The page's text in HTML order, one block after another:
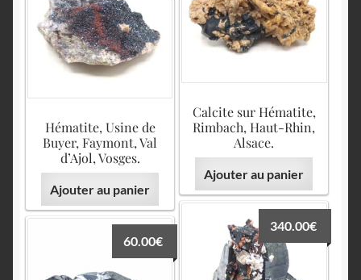
Calcite sur Hématite,
Rimbach, Haut-Rhin,
Alsace.
Ajouter au panier
Hématite, Usine de
Buyer, Faymont, Val
d’Ajol, Vosges.
Ajouter au panier
340.00€
60.00€